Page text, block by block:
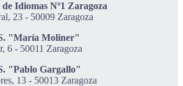
Idiomas Nº1 Zaragoza
23 - 50009 Zaragoza
"María Moliner"
6 - 50011 Zaragoza
"Pablo Gargallo"
13 - 50013 Zaragoza